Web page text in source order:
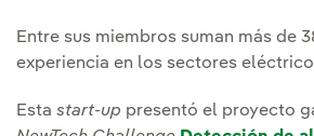
Entre sus miembros suman más de
experiencia en los sectores
Esta start-up presentó el proyecto